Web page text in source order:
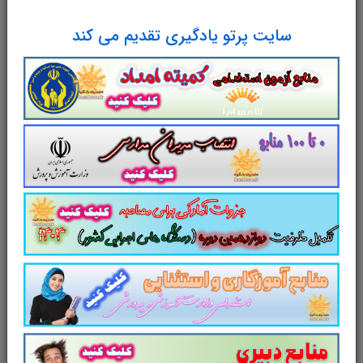
سایت پرتو یادگیری تقدیم می کند
از مشاهیر دنیای اقتصاد استاد اقتصاد دانشگاه شیکاگو-
برنده جایزه نوبل اقتصادی (۱۹۷۶)- بنیانگذار مکتب
اقتصادی شیکاگو- دومین اقتصاددان محبوب قرن بیستم
پس از جان مینارد کینز- اثرگذارترین اقتصاددان نیمه دوم
قرن بیستم- مشاور اقتصادی رونالد ریگان.
از مشاهیر دنیای اقتصاد استاد اقتصاد دانشگاه شیکاگو-
برنده جایزه نوبل اقتصادی (۱۹۷۶)- بنیانگذار مکتب
اقتصادی شیکاگو- دومین اقتصاددان محبوب قرن بیستم
پس از جان مینارد کینز- اثرگذارترین اقتصاددان نیمه دوم
قرن بیستم- مشاور اقتصادی رونالد ریگان.
از مشاهیر دنیای اقتصاد استاد اقتصاد دانشگاه شیکاگو-
برنده جایزه نوبل اقتصادی (۱۹۷۶)- بنیانگذار مکتب